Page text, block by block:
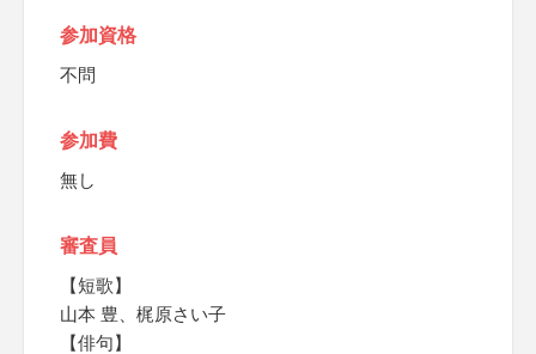
参加資格
不問
参加費
無し
審査員
【短歌】
山本 豊、梶原さい子
【俳句】